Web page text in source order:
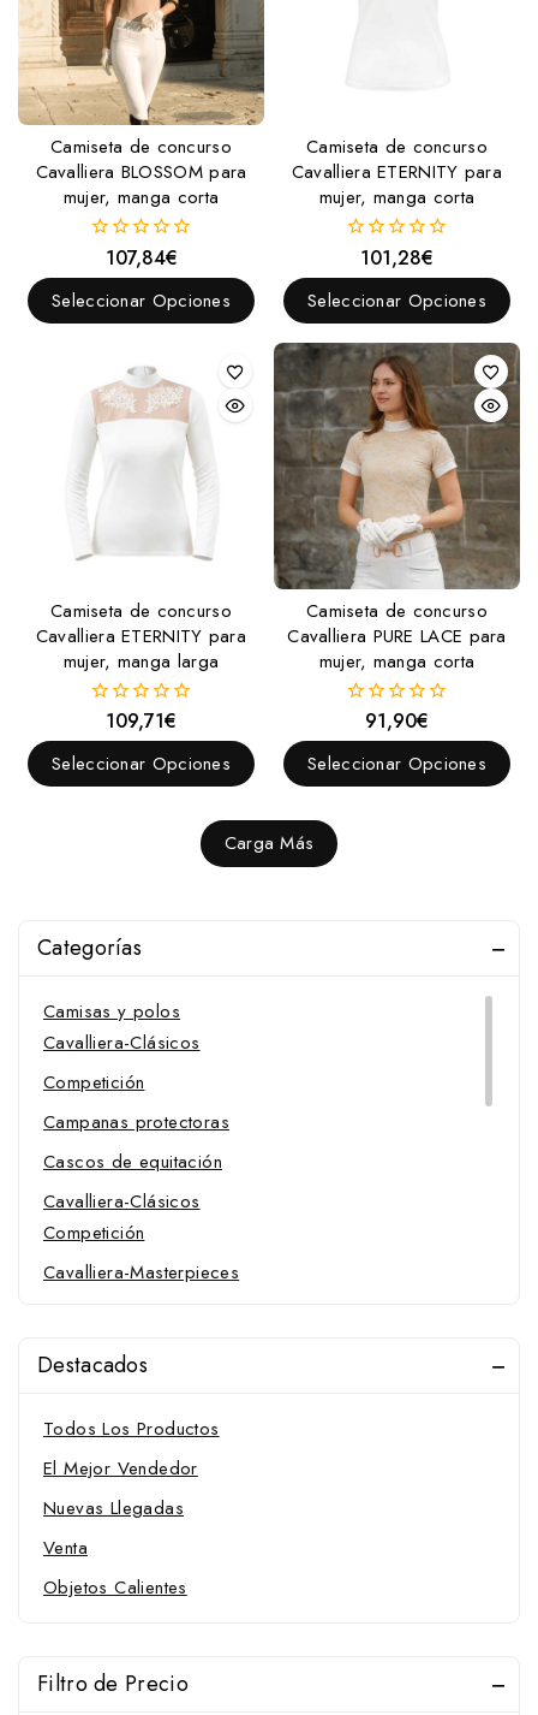
Camiseta de concurso
Cavalliera BLOSSOM para
mujer, manga corta
fuera
de
5
107,84€
Seleccionar Opciones
Camiseta de concurso
Cavalliera ETERNITY para
mujer, manga corta
fuera
de
5
101,28€
Seleccionar Opciones
Camiseta de concurso
Cavalliera ETERNITY para
mujer, manga larga
fuera
de
109,71€
Seleccionar Opciones
Camiseta de concurso
Cavalliera PURE LACE para
mujer, manga corta
fuera
de
91,90€
Seleccionar Opciones
Carga Más
Categorías
Camisas y polos
Cavalliera-Clásicos
Competición
Campanas protectoras
Cascos de equitación
Cavalliera-Clásicos
Competición
Cavalliera-Masterpieces
Complementos de vestir
Guantes de equitación
Herraduras
Mantas para caballo
Polainas
Destacados
Todos Los Productos
El Mejor Vendedor
Nuevas Llegadas
Venta
Objetos Calientes
Filtro de Precio